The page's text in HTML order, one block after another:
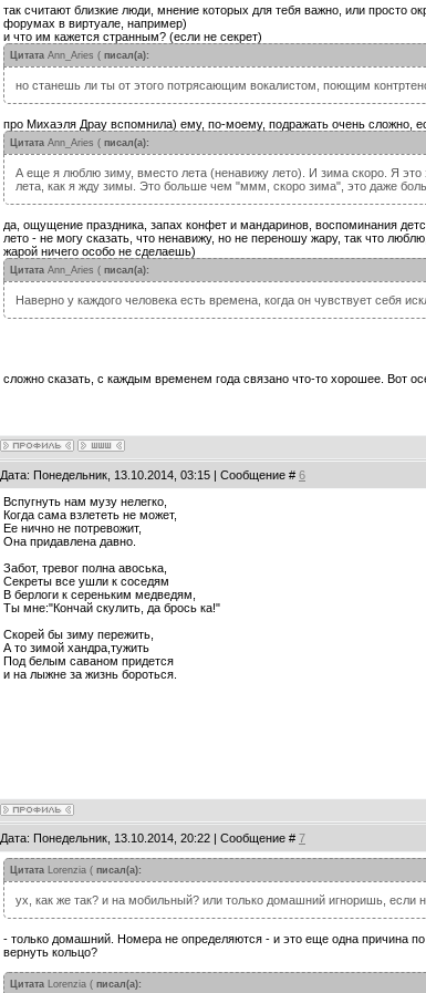
так считают близкие люди, мнение которых для тебя важно, или просто
форумах в виртуале, например)
и что им кажется странным? (если не секрет)
Цитата Ann_Aries ( писал(а):
но станешь ли ты от этого потрясающим вокалистом, поющим
про Михаэля Драу вспомнила) ему, по-моему, подражать очень сложно,
Цитата Ann_Aries ( писал(а):
А еще я люблю зиму, вместо лета (ненавижу лето). И зима скоро. Я
лета, как я жду зимы. Это больше чем "ммм, скоро зима", это даже
да, ощущение праздника, запах конфет и мандаринов, воспоминания
лето - не могу сказать, что ненавижу, но не переношу жару, так что
жарой ничего особо не сделаешь)
Цитата Ann_Aries ( писал(а):
Наверно у каждого человека есть времена, когда он чувствует себя
сложно сказать, с каждым временем года связано что-то хорошее. Вот
Дата: Понедельник, 13.10.2014, 03:15 | Сообщение # 6
Вспугнуть нам музу нелегко,
Когда сама взлететь не может,
Ее нично не потревожит,
Она придавлена давно.
Забот, тревог полна авоська,
Секреты все ушли к соседям
В берлоги к сереньким медведям,
Ты мне:"Кончай скулить, да брось ка!"
Скорей бы зиму пережить,
А то зимой хандра,тужить
Под белым саваном придется
и на лыжне за жизнь бороться.
Дата: Понедельник, 13.10.2014, 20:22 | Сообщение # 7
Цитата Lorenzia ( писал(а):
ух, как же так? и на мобильный? или только домашний игноришь, если
- только домашний. Номера не определяются - и это еще одна причина по
вернуть кольцо?
Цитата Lorenzia ( писал(а):